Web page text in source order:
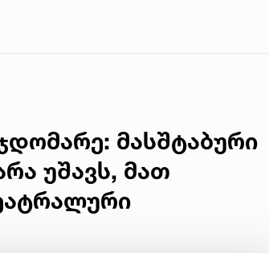
მასშტაბური
უშავს, მათ